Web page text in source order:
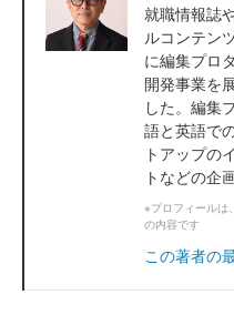
就職情報誌
ルコンテン
に編集プロ
開発事業を
した。編集
語と英語で
トアップの
トなどの企
※プロフィールは
の内容です
この著者の